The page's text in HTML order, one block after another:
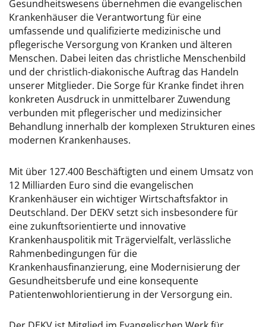
Gesundheitswesens übernehmen die evangelischen
Krankenhäuser die Verantwortung für eine
umfassende und qualifizierte medizinische und
pflegerische Versorgung von Kranken und älteren
Menschen. Dabei leiten das christliche Menschenbild
und der christlich-diakonische Auftrag das Handeln
unserer Mitglieder. Die Sorge für Kranke findet ihren
konkreten Ausdruck in unmittelbarer Zuwendung
verbunden mit pflegerischer und medizinsicher
Behandlung innerhalb der komplexen Strukturen eines
modernen Krankenhauses.
Mit über 127.400 Beschäftigten und einem Umsatz von
12 Milliarden Euro sind die evangelischen
Krankenhäuser ein wichtiger Wirtschaftsfaktor in
Deutschland. Der DEKV setzt sich insbesondere für
eine zukunftsorientierte und innovative
Krankenhauspolitik mit Trägervielfalt, verlässliche
Rahmenbedingungen für die
Krankenhausfinanzierung, eine Modernisierung der
Gesundheitsberufe und eine konsequente
Patientenwohlorientierung in der Versorgung ein.